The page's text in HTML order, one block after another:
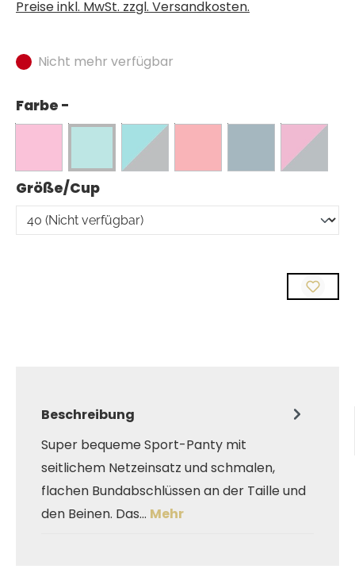
Preise inkl. MwSt. zzgl. Versandkosten.
Nicht mehr verfügbar
Farbe -
Größe/Cupauswählen
Beschreibung
Super bequeme Sport-Panty mit
seitlichem Netzeinsatz und schmalen,
flachen Bundabschlüssen an der Taille und
den Beinen. Das… Mehr